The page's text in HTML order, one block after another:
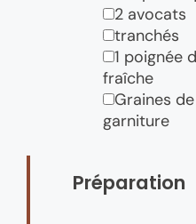
▢
2 avocats
▢
tranchés
▢
1 poignée
fraîche
▢
Graines
garniture
Préparation